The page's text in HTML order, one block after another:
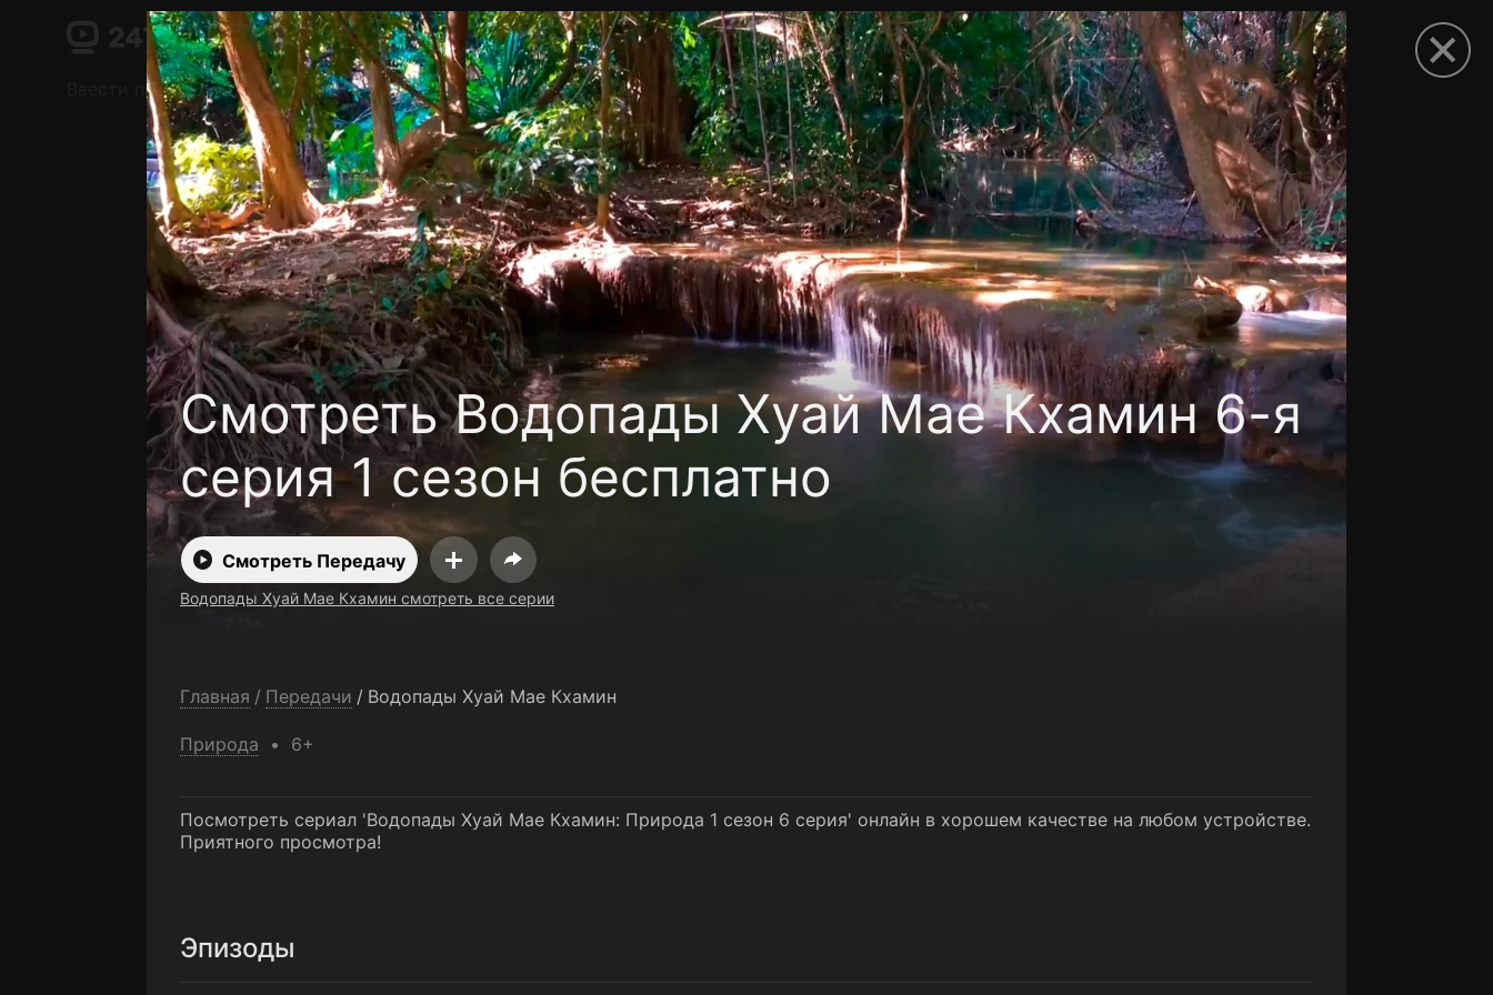
Смотреть Водопады Хуай Мае Кхамин 6-я
серия 1 сезон бесплатно
Смотреть Передачу
Водопады Хуай Мае Кхамин смотреть все серии
Главная / Передачи / Водопады Хуай Мае Кхамин
Природа 6+
Посмотреть сериал 'Водопады Хуай Мае Кхамин: Природа 1 сезон 6 серия' онлайн в хорошем качестве на любом устройстве.
Приятного просмотра!
Эпизоды
Поддержка:support@24h.tv
О сервисе
Пользовательское соглашение Политика конфиденциальности Для партнёров
Открыть приложение
Ввести промокод
Установить на ТВ Бесплатные каналы Контакты